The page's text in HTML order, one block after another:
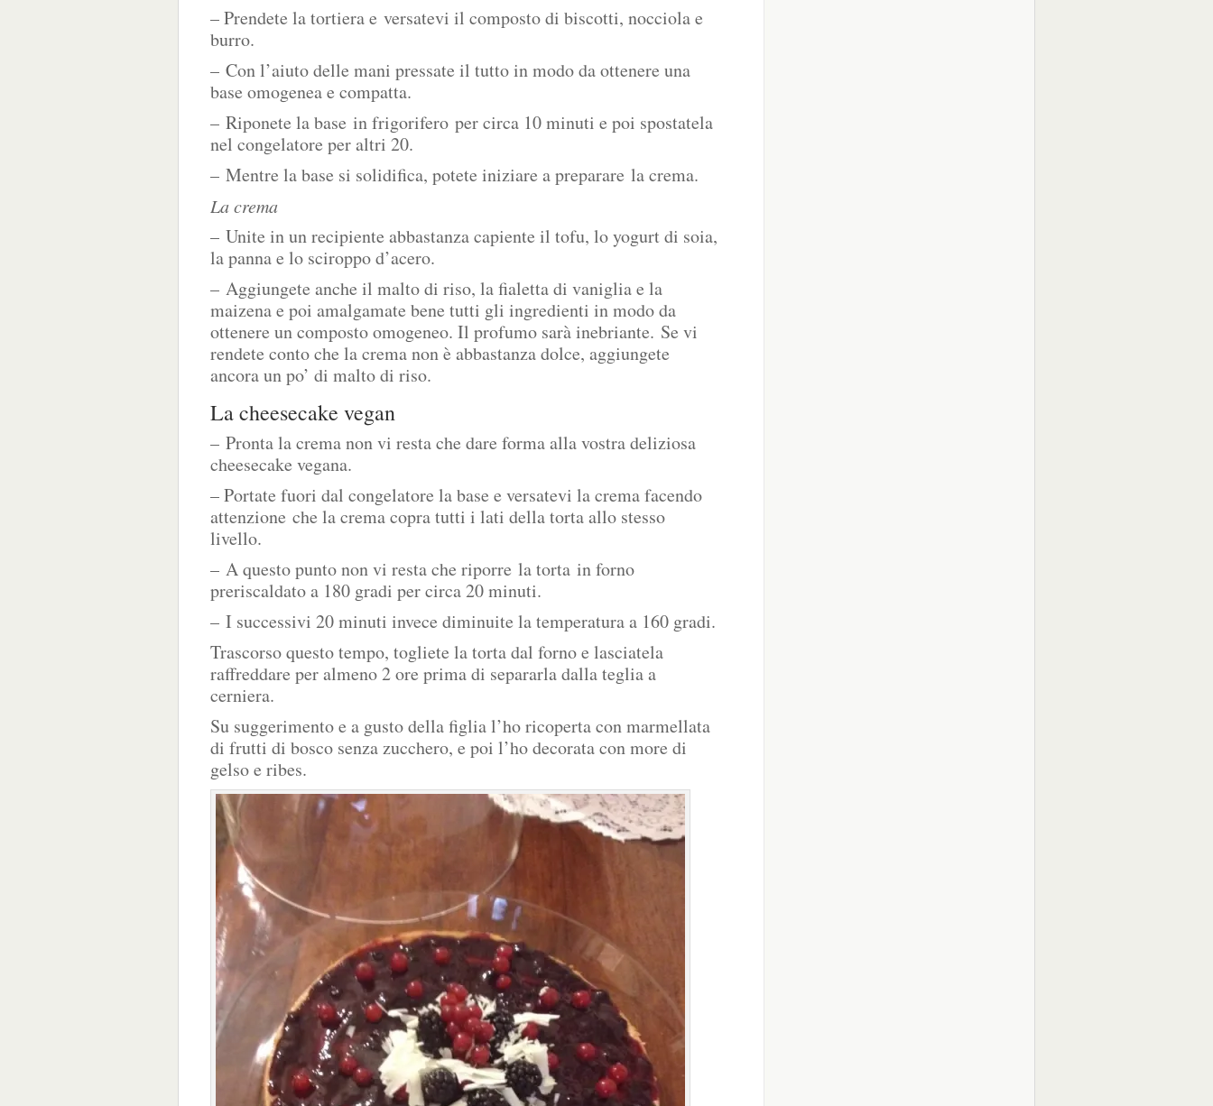
– Prendete la tortiera e versatevi il composto di biscotti, nocciola e
burro.
– Con l’aiuto delle mani pressate il tutto in modo da ottenere una
base omogenea e compatta.
– Riponete la base in frigorifero per circa 10 minuti e poi spostatela
nel congelatore per altri 20.
– Mentre la base si solidifica, potete iniziare a preparare la crema.
La crema
– Unite in un recipiente abbastanza capiente il tofu, lo yogurt di soia,
la panna e lo sciroppo d’acero.
– Aggiungete anche il malto di riso, la fialetta di vaniglia e la
maizena e poi amalgamate bene tutti gli ingredienti in modo da
ottenere un composto omogeneo. Il profumo sarà inebriante. Se vi
rendete conto che la crema non è abbastanza dolce, aggiungete
ancora un po’ di malto di riso.
La cheesecake vegan
– Pronta la crema non vi resta che dare forma alla vostra deliziosa
cheesecake vegana.
– Portate fuori dal congelatore la base e versatevi la crema facendo
attenzione che la crema copra tutti i lati della torta allo stesso
livello.
– A questo punto non vi resta che riporre la torta in forno
preriscaldato a 180 gradi per circa 20 minuti.
– I successivi 20 minuti invece diminuite la temperatura a 160 gradi.
Trascorso questo tempo, togliete la torta dal forno e lasciatela
raffreddare per almeno 2 ore prima di separarla dalla teglia a
cerniera.
Su suggerimento e a gusto della figlia l’ho ricoperta con marmellata
di frutti di bosco senza zucchero, e poi l’ho decorata con more di
gelso e ribes.